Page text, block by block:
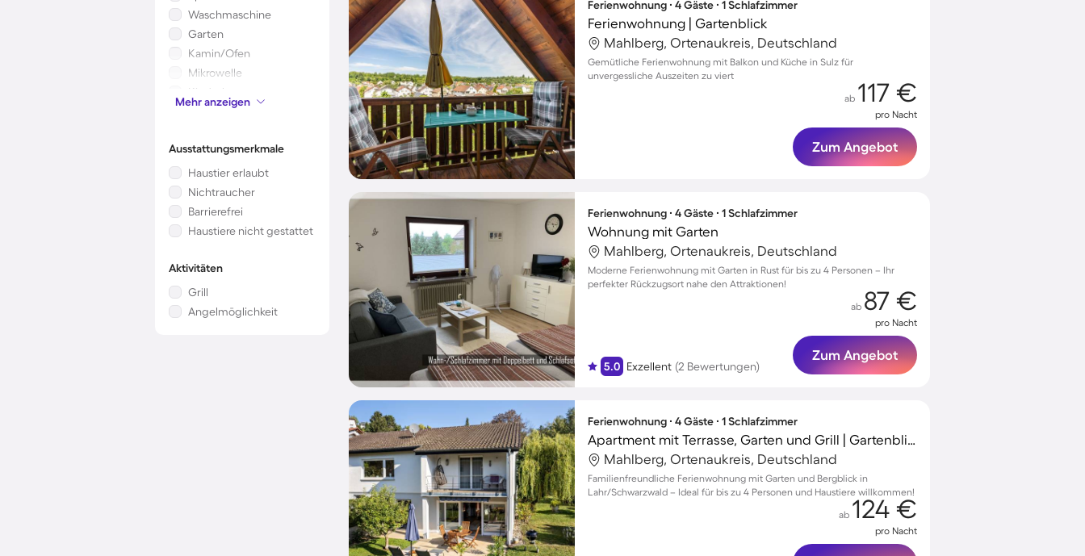
Waschmaschine
Garten
Kamin/Ofen
Mikrowelle
Kinderbett
Klimaanlage
Mehr anzeigen
Ausstattungsmerkmale
Haustier erlaubt
Nichtraucher
Barrierefrei
Haustiere nicht gestattet
Aktivitäten
Grill
Angelmöglichkeit
Ferienwohnung ∙ 4 Gäste ∙ 1 Schlafzimmer
Ferienwohnung | Gartenblick
Mahlberg, Ortenaukreis, Deutschland
Gemütliche Ferienwohnung mit Balkon und Küche in Sulz für
unvergessliche Auszeiten zu viert
ab 117 €
pro Nacht
Zum Angebot
Ferienwohnung ∙ 4 Gäste ∙ 1 Schlafzimmer
Wohnung mit Garten
Mahlberg, Ortenaukreis, Deutschland
Moderne Ferienwohnung mit Garten in Rust für bis zu 4 Personen – Ihr
perfekter Rückzugsort nahe den Attraktionen!
5.0 Exzellent (2 Bewertungen)
ab 87 €
pro Nacht
Zum Angebot
Ferienwohnung ∙ 4 Gäste ∙ 1 Schlafzimmer
Apartment mit Terrasse, Garten und Grill | Gartenblick | Ideal für Homeoffice
Mahlberg, Ortenaukreis, Deutschland
Familienfreundliche Ferienwohnung mit Garten und Bergblick in
Lahr/Schwarzwald – Ideal für bis zu 4 Personen und Haustiere willkommen!
ab 124 €
pro Nacht